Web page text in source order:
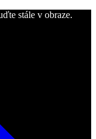
stále v obraze.